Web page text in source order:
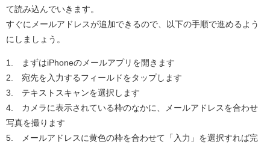
て読み込んでいきます。
すぐにメールアドレスが追加できるので、以下の手順で進めるよう
にしましょう。
1. まずはiPhoneのメールアプリを開きます
2. 宛先を入力するフィールドをタップします
3. テキストスキャンを選択します
4. カメラに表示されている枠のなかに、メールアドレスを合わせ
写真を撮ります
5. メールアドレスに黄色の枠を合わせて「入力」を選択すれば完